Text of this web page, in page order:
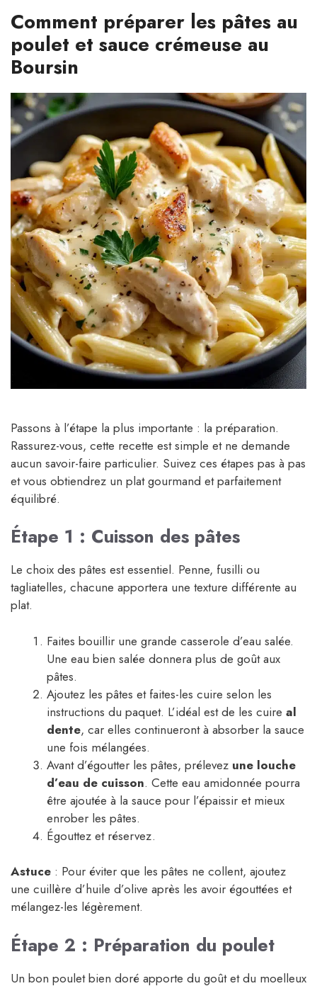
Comment préparer les pâtes au
poulet et sauce crémeuse au
Boursin
Passons à l’étape la plus importante : la préparation.
Rassurez-vous, cette recette est simple et ne demande
aucun savoir-faire particulier. Suivez ces étapes pas à pas
et vous obtiendrez un plat gourmand et parfaitement
équilibré.
Étape 1 : Cuisson des pâtes
Le choix des pâtes est essentiel. Penne, fusilli ou
tagliatelles, chacune apportera une texture différente au
plat.
Faites bouillir une grande casserole d’eau salée.
Une eau bien salée donnera plus de goût aux
pâtes.
Ajoutez les pâtes et faites-les cuire selon les
instructions du paquet. L’idéal est de les cuire al
dente, car elles continueront à absorber la sauce
une fois mélangées.
Avant d’égoutter les pâtes, prélevez une louche
d’eau de cuisson. Cette eau amidonnée pourra
être ajoutée à la sauce pour l’épaissir et mieux
enrober les pâtes.
Égouttez et réservez.
Astuce : Pour éviter que les pâtes ne collent, ajoutez
une cuillère d’huile d’olive après les avoir égouttées et
mélangez-les légèrement.
Étape 2 : Préparation du poulet
Un bon poulet bien doré apporte du goût et du moelleux